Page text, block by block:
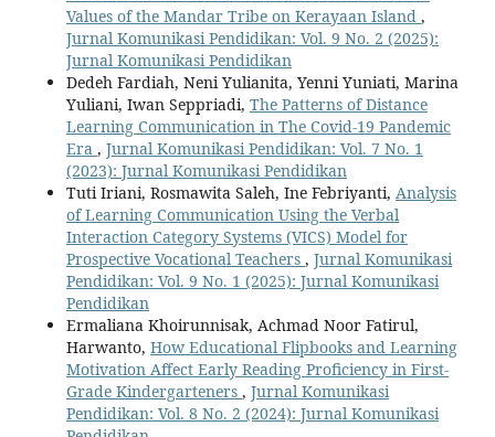
Values of the Mandar Tribe on Kerayaan Island ,
Jurnal Komunikasi Pendidikan: Vol. 9 No. 2 (2025):
Jurnal Komunikasi Pendidikan
Dedeh Fardiah, Neni Yulianita, Yenni Yuniati, Marina
Yuliani, Iwan Seppriadi, The Patterns of Distance
Learning Communication in The Covid-19 Pandemic
Era , Jurnal Komunikasi Pendidikan: Vol. 7 No. 1
(2023): Jurnal Komunikasi Pendidikan
Tuti Iriani, Rosmawita Saleh, Ine Febriyanti, Analysis
of Learning Communication Using the Verbal
Interaction Category Systems (VICS) Model for
Prospective Vocational Teachers , Jurnal Komunikasi
Pendidikan: Vol. 9 No. 1 (2025): Jurnal Komunikasi
Pendidikan
Ermaliana Khoirunnisak, Achmad Noor Fatirul,
Harwanto, How Educational Flipbooks and Learning
Motivation Affect Early Reading Proficiency in First-
Grade Kindergarteners , Jurnal Komunikasi
Pendidikan: Vol. 8 No. 2 (2024): Jurnal Komunikasi